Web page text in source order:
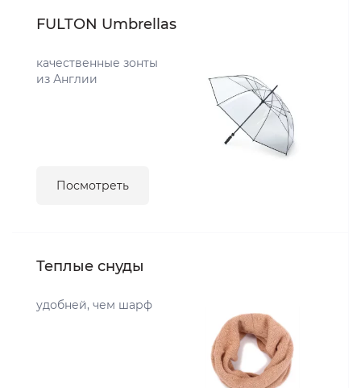
FULTON Umbrellas
качественные зонты
из Англии
Посмотреть
Теплые снуды
удобней, чем шарф